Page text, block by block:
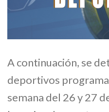
A continuación, se
deportivos
semana del 26 y 27